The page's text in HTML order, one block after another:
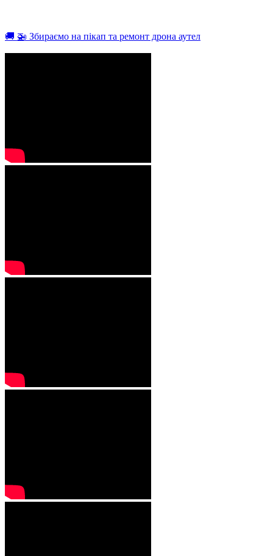
🚚 🚁 Збираємо на пікап та ремонт дрона аутел